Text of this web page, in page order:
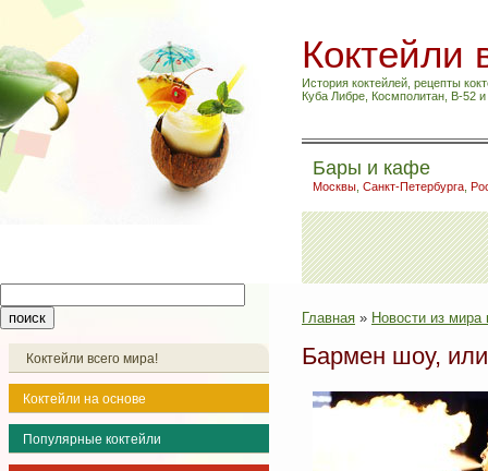
Коктейли
История коктейлей, рецепты
Куба Либре, Космполитан, B-52
Бары и кафе
Москвы Санкт-Петербурга
Коктейли всего мира!
Коктейли на основе
Популярные коктейли
Главная » Новости из мира
Бармен шоу,